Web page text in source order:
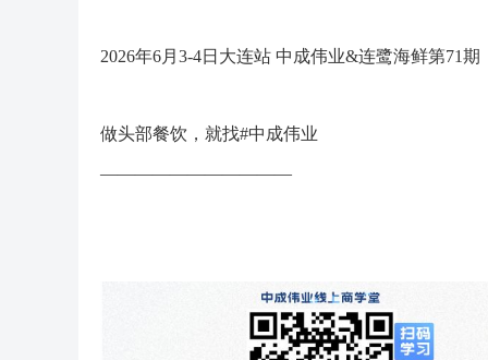
2026年6月3-4日大连站 中成伟业&连鹭海鲜第71
做头部餐饮，就找#中成伟业
———————————